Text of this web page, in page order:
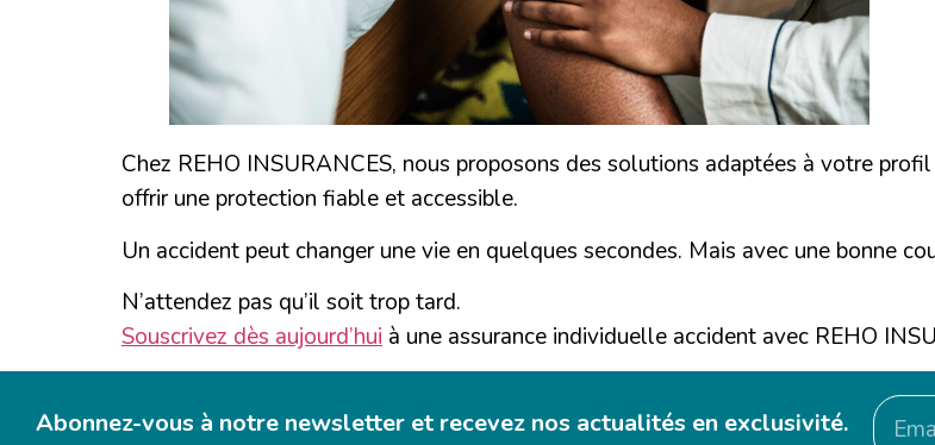
Chez REHO INSURANCES, nous proposons des solutions adaptées à votre
offrir une protection fiable et accessible.
Un accident peut changer une vie en quelques secondes. Mais avec une bonne
N’attendez pas qu’il soit trop tard.
Souscrivez dès aujourd’hui à une assurance individuelle accident avec REHO
Abonnez-vous à notre newsletter et recevez nos actualités en exclusivité.